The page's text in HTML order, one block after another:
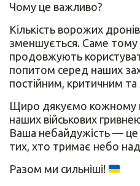
Чому це важливо?
Кількість ворожих
зменшується. Саме тому
продовжують
попитом серед наших
постійним, критичним
Щиро дякуємо кожному
наших військових
Ваша небайдужість —
тих, хто тримає небо
Разом ми сильніші!